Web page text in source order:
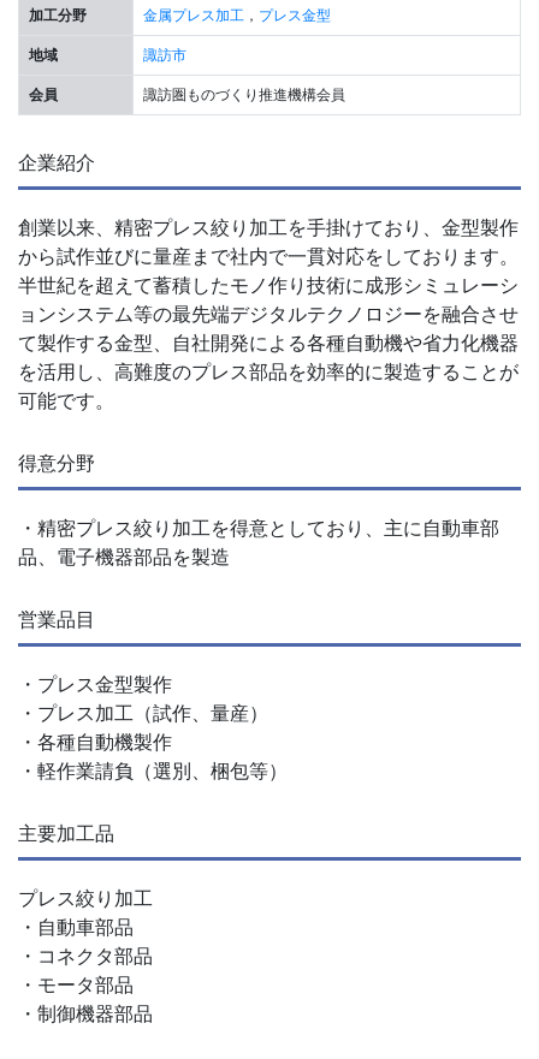
加工分野 金属プレス加工， プレス金型
地域 諏訪市
会員 諏訪圏ものづくり推進機構会員
企業紹介
創業以来、精密プレス絞り加工を手掛けており、金型製作
から試作並びに量産まで社内で一貫対応をしております。
半世紀を超えて蓄積したモノ作り技術に成形シミュレーシ
ョンシステム等の最先端デジタルテクノロジーを融合させ
て製作する金型、自社開発による各種自動機や省力化機器
を活用し、高難度のプレス部品を効率的に製造することが
可能です。
得意分野
・精密プレス絞り加工を得意としており、主に自動車部
品、電子機器部品を製造
営業品目
・プレス金型製作
・プレス加工（試作、量産）
・各種自動機製作
・軽作業請負（選別、梱包等）
主要加工品
プレス絞り加工
・自動車部品
・コネクタ部品
・モータ部品
・制御機器部品